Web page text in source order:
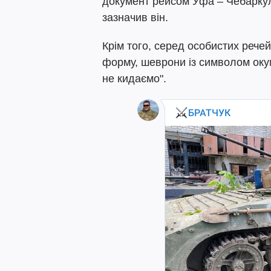
зазначив він.
Крім того, серед особистих
форму, шеврони із символом
не кидаємо".